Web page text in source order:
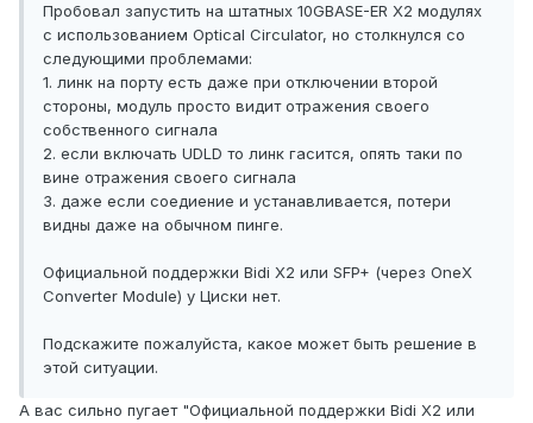
Пробовал запустить на штатных 10GBASE-ER X2 модулях
с использованием Optical Circulator, но столкнулся со
следующими проблемами:
1. линк на порту есть даже при отключении второй
стороны, модуль просто видит отражения своего
собственного сигнала
2. если включать UDLD то линк гасится, опять таки по
вине отражения своего сигнала
3. даже если соедиение и устанавливается, потери
видны даже на обычном пинге.
Официальной поддержки Bidi X2 или SFP+ (через OneX
Converter Module) у Циски нет.
Подскажите пожалуйста, какое может быть решение в
этой ситуации.
А вас сильно пугает "Официальной поддержки Bidi X2 или